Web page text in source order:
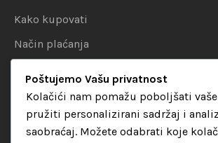
Kako kupovati
Način plaćanja
Politika privatnosti
KATEGORIJE
Poštujemo Vašu privatnost
Kolačići nam pomažu poboljšati
pružiti personalizirani sadržaj i
saobraćaj. Možete odabrati koje